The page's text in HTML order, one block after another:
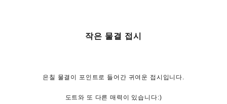
작은 물결 접시
은칠 물결이 포인트로 들어간 귀여운 접시입니다.
도트와 또 다른 매력이 있습니다:)